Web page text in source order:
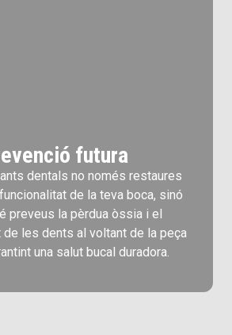
futura
dentals no només restaures
de la teva boca, sinó
preveus la pèrdua òssia i el
les dents al voltant de la peça
una salut bucal duradora.